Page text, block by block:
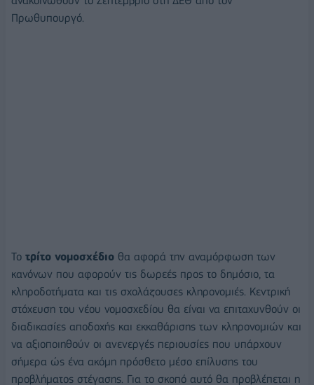
Πρωθυπουργό.
Το τρίτο νομοσχέδιο θα αφορά την αναμόρφωση των
κανόνων που αφορούν τις δωρεές προς το δημόσιο, τα
κληροδοτήματα και τις σχολάζουσες κληρονομιές. Κεντρική
στόχευση του νέου νομοσχεδίου θα είναι να επιταχυνθούν οι
διαδικασίες αποδοχής και εκκαθάρισης των κληρονομιών και
να αξιοποιηθούν οι ανενεργές περιουσίες που υπάρχουν
σήμερα ώς ένα ακόμη πρόσθετο μέσο επίλυσης του
προβλήματος στέγασης. Για το σκοπό αυτό θα προβλέπεται η